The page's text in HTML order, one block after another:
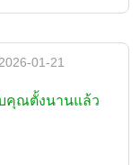
2026-01-21
คุณตั้งนานแล้ว